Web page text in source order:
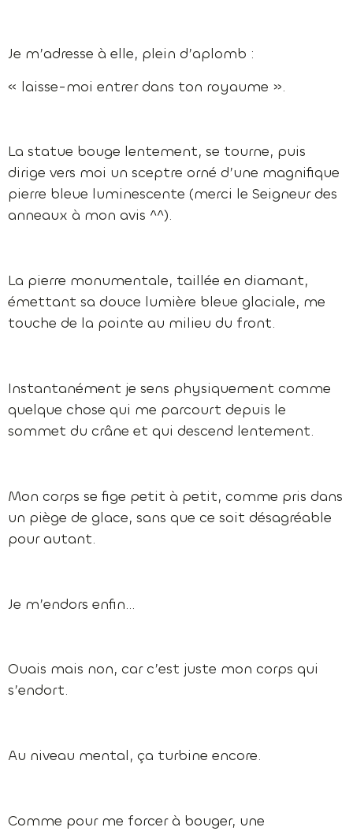
Je m’adresse à elle, plein d’aplomb :
« laisse-moi entrer dans ton royaume ».
La statue bouge lentement, se tourne, puis
dirige vers moi un sceptre orné d’une magnifique
pierre bleue luminescente (merci le Seigneur des
anneaux à mon avis ^^).
La pierre monumentale, taillée en diamant,
émettant sa douce lumière bleue glaciale, me
touche de la pointe au milieu du front.
Instantanément je sens physiquement comme
quelque chose qui me parcourt depuis le
sommet du crâne et qui descend lentement.
Mon corps se fige petit à petit, comme pris dans
un piège de glace, sans que ce soit désagréable
pour autant.
Je m’endors enfin…
Ouais mais non, car c’est juste mon corps qui
s’endort.
Au niveau mental, ça turbine encore.
Comme pour me forcer à bouger, une